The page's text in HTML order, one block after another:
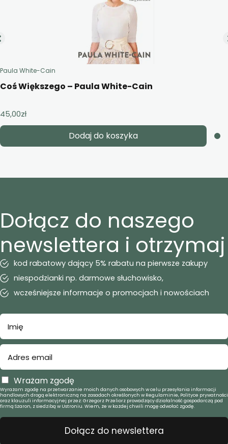
Paula White-Cain
Coś Większego – Paula White-Cain
45,00zł
Dodaj do koszyka
Dołącz do naszego
newslettera i otrzymaj
kod rabatowy dający 5% rabatu na pierwsze zakupy
niespodzianki np. darmowe słuchowisko,
wcześniejsze informacje o promocjach i nowościach
Wrażam zgodę
Wyrażam zgodę na przetwarzanie moich danych osobowych w celu przesyłania informacji
handlowych drogą elektroniczną na zasadach określonych w Regulaminie, Polityce prywatności
oraz klauzuli informacyjnej przez: Grzegorz Przeliorz prowadzący działalność gospodarczą pod
firmą Szaron, z siedzibą w Ustroniu. Wiem, że w każdej chwili mogę odwołać zgodę.
Dołącz do newslettera